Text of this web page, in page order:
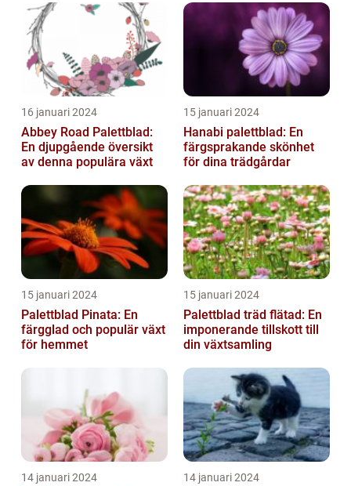
16 januari 2024
Abbey Road Palettblad:
En djupgående översikt
av denna populära växt
15 januari 2024
Hanabi palettblad: En
färgsprakande skönhet
för dina trädgårdar
15 januari 2024
Palettblad Pinata: En
färgglad och populär växt
för hemmet
15 januari 2024
Palettblad träd flätad: En
imponerande tillskott till
din växtsamling
14 januari 2024 14 januari 2024